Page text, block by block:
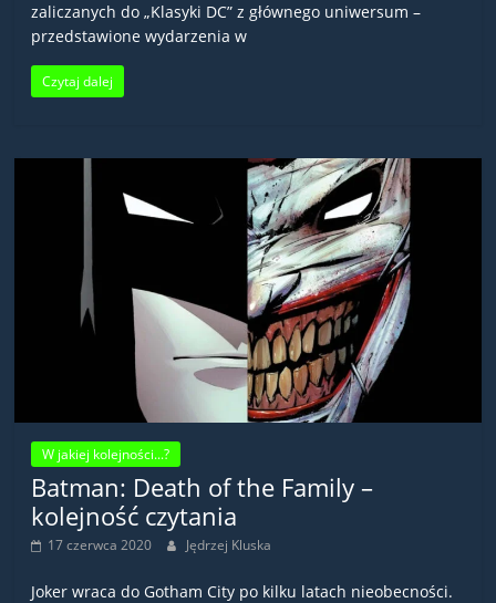
zaliczanych do „Klasyki DC” z głównego uniwersum –
przedstawione wydarzenia w
Czytaj dalej
W jakiej kolejności...?
Batman: Death of the Family –
kolejność czytania
17 czerwca 2020 Jędrzej Kluska
Joker wraca do Gotham City po kilku latach nieobecności.